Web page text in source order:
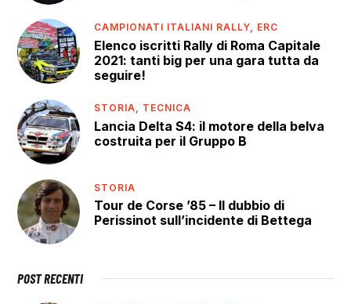
CAMPIONATI ITALIANI RALLY, ERC
Elenco iscritti Rally di Roma Capitale
2021: tanti big per una gara tutta da
seguire!
STORIA, TECNICA
Lancia Delta S4: il motore della belva
costruita per il Gruppo B
STORIA
Tour de Corse ’85 – Il dubbio di
Perissinot sull’incidente di Bettega
POST RECENTI